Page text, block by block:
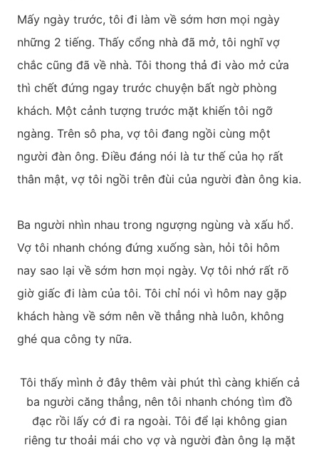
Mấy ngày trước, tôi đi làm về sớm hơn mọi ngày
những 2 tiếng. Thấy cổng nhà đã mở, tôi nghĩ vợ
chắc cũng đã về nhà. Tôi thong thả đi vào mở cửa
thì chết đứng ngay trước chuyện bất ngờ phòng
khách. Một cảnh tượng trước mặt khiến tôi ngỡ
ngàng. Trên sô pha, vợ tôi đang ngồi cùng một
người đàn ông. Điều đáng nói là tư thế của họ rất
thân mật, vợ tôi ngồi trên đùi của người đàn ông kia.
Ba người nhìn nhau trong ngượng ngùng và xấu hổ.
Vợ tôi nhanh chóng đứng xuống sàn, hỏi tôi hôm
nay sao lại về sớm hơn mọi ngày. Vợ tôi nhớ rất rõ
giờ giấc đi làm của tôi. Tôi chỉ nói vì hôm nay gặp
khách hàng về sớm nên về thẳng nhà luôn, không
ghé qua công ty nữa.
Tôi thấy mình ở đây thêm vài phút thì càng khiến cả
ba người căng thẳng, nên tôi nhanh chóng tìm đồ
đạc rồi lấy cớ đi ra ngoài. Tôi để lại không gian
riêng tư thoải mái cho vợ và người đàn ông lạ mặt